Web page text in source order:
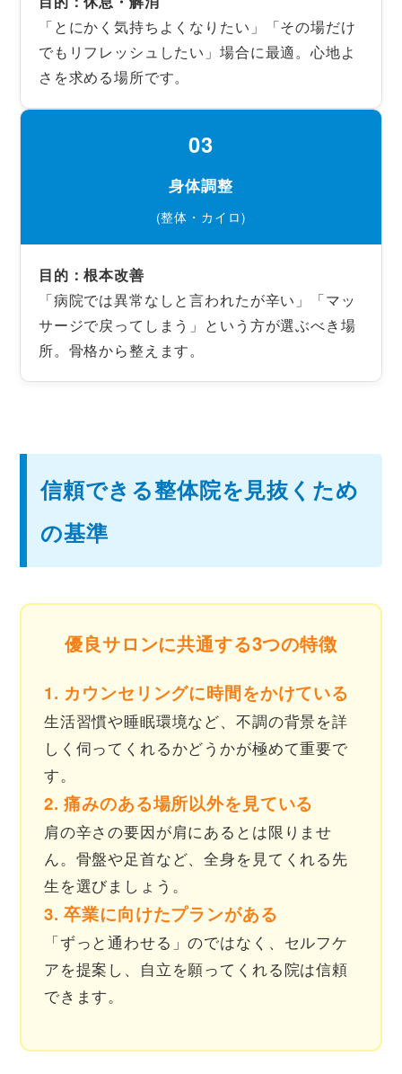
「とにかく気持ちよくなりたい」「その場だけ
でもリフレッシュしたい」場合に最適。心地よ
さを求める場所です。
03
身体調整
(整体・カイロ)
目的：根本改善
「病院では異常なしと言われたが辛い」「マッ
サージで戻ってしまう」という方が選ぶべき場
所。骨格から整えます。
信頼できる整体院を見抜くため
の基準
優良サロンに共通する3つの特徴
1. カウンセリングに時間をかけている
生活習慣や睡眠環境など、不調の背景を詳
しく伺ってくれるかどうかが極めて重要で
す。
2. 痛みのある場所以外を見ている
肩の辛さの要因が肩にあるとは限りませ
ん。骨盤や足首など、全身を見てくれる先
生を選びましょう。
3. 卒業に向けたプランがある
「ずっと通わせる」のではなく、セルフケ
アを提案し、自立を願ってくれる院は信頼
できます。